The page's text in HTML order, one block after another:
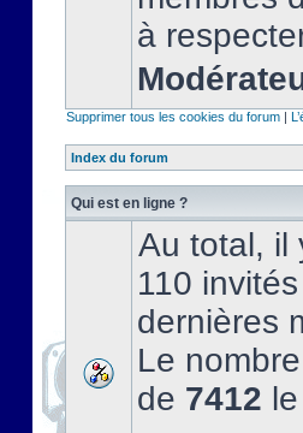
à
Supprimer tous les cookies du forum |
Index du forum
Qui est en ligne ?
Au total, il
110
dernières
Le
de 7412